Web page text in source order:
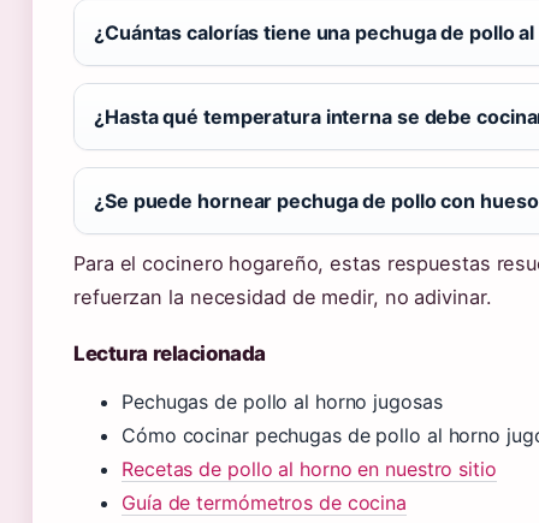
¿Cuántas calorías tiene una pechuga de pollo
¿Hasta qué temperatura interna se debe
¿Se puede hornear pechuga de pollo con
Para el cocinero hogareño, estas respuestas
refuerzan la necesidad de medir, no adivinar.
Lectura relacionada
Pechugas de pollo al horno jugosas
Cómo cocinar pechugas de pollo al horno
Recetas de pollo al horno en nuestro sitio
Guía de termómetros de cocina